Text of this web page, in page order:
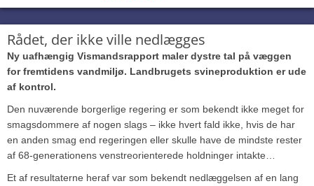
Rådet, der ikke ville nedlægges
Ny uafhængig Vismandsrapport maler dystre tal på væggen
for fremtidens vandmiljø. Landbrugets svineproduktion er ude
af kontrol.
Den nuværende borgerlige regering er som bekendt ikke meget for
smagsdommere af nogen slags – ikke hvert fald ikke, hvis de har
en anden smag end regeringen eller skulle have de mindste rester
af 68-generationens venstreorienterede holdninger intakte…
Et af resultaterne heraf var som bekendt nedlæggelsen af en lang